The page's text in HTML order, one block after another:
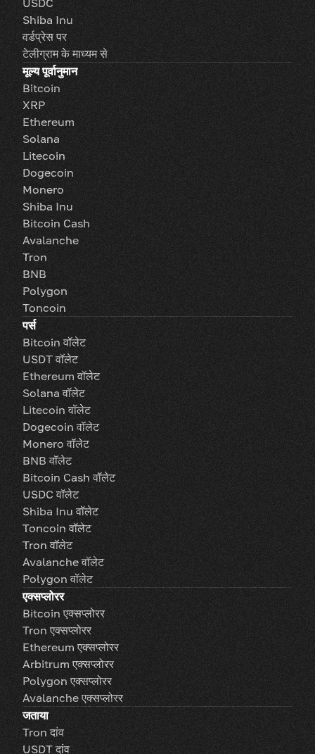
USDC
Shiba Inu
वर्डप्रेस पर
टेलीग्राम के माध्यम से
मूल्य पूर्वानुमान
Bitcoin
XRP
Ethereum
Solana
Litecoin
Dogecoin
Monero
Shiba Inu
Bitcoin Cash
Avalanche
Tron
BNB
Polygon
Toncoin
पर्स
Bitcoin वॉलेट
USDT वॉलेट
Ethereum वॉलेट
Solana वॉलेट
Litecoin वॉलेट
Dogecoin वॉलेट
Monero वॉलेट
BNB वॉलेट
Bitcoin Cash वॉलेट
USDC वॉलेट
Shiba Inu वॉलेट
Toncoin वॉलेट
Tron वॉलेट
Avalanche वॉलेट
Polygon वॉलेट
एक्सप्लोरर
Bitcoin एक्सप्लोरर
Tron एक्सप्लोरर
Ethereum एक्सप्लोरर
Arbitrum एक्सप्लोरर
Polygon एक्सप्लोरर
Avalanche एक्सप्लोरर
जताया
Tron दांव
USDT दांव